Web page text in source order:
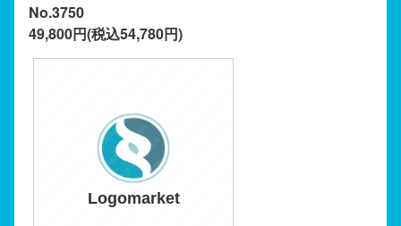
No.3750
49,800円(税込54,780円)
Logomarket